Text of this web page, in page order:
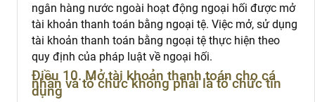
ngân hàng nước ngoài hoạt động ngoại hối được mở
tài khoản thanh toán bằng ngoại tệ. Việc mở, sử dụng
tài khoản thanh toán bằng ngoại tệ thực hiện theo
quy định của pháp luật về ngoại hối.
Điều 10. Mở tài khoản thanh toán cho cá
nhân và tổ chức không phải là tổ chức tín
dụng